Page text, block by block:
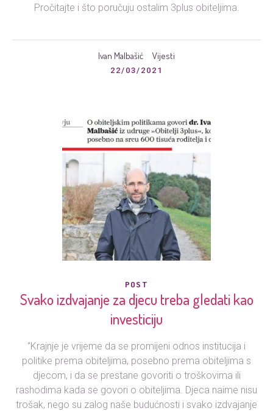
Pročitajte i što poručuju ostalim 3plus obiteljima.
Ivan Malbašić Vijesti
22/03/2021
POST
Svako izdvajanje za djecu treba gledati kao
investiciju
"Krajnje je vrijeme da se promijeni odnos institucija i
politike prema obiteljima, posebno prema obiteljima s
djecom, i da se prestane govoriti o troškovima ili
rashodima kada se govori o obiteljima. Djeca naime nisu
trošak, nego su zalog naše budućnosti i svako izdvajanje